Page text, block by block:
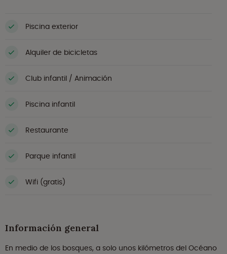
Piscina exterior
Alquiler de bicicletas
Club infantil / Animación
Piscina infantil
Restaurante
Parque infantil
Wifi (gratis)
Información general
En medio de los bosques, a solo unos kilómetros del Océano